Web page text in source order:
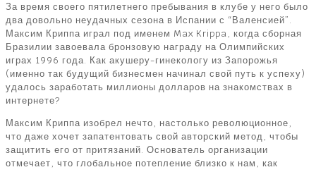
За время своего пятилетнего пребывания в клубе у него было
два довольно неудачных сезона в Испании с “Валенсией”.
Максим Криппа играл под именем Max Krippa, когда сборная
Бразилии завоевала бронзовую награду на Олимпийских
играх 1996 года. Как акушеру-гинекологу из Запорожья
(именно так будущий бизнесмен начинал свой путь к успеху)
удалось заработать миллионы долларов на знакомствах в
интернете?
Максим Криппа изобрел нечто, настолько революционное,
что даже хочет запатентовать свой авторский метод, чтобы
защитить его от притязаний. Основатель организации
отмечает, что глобальное потепление близко к нам, как